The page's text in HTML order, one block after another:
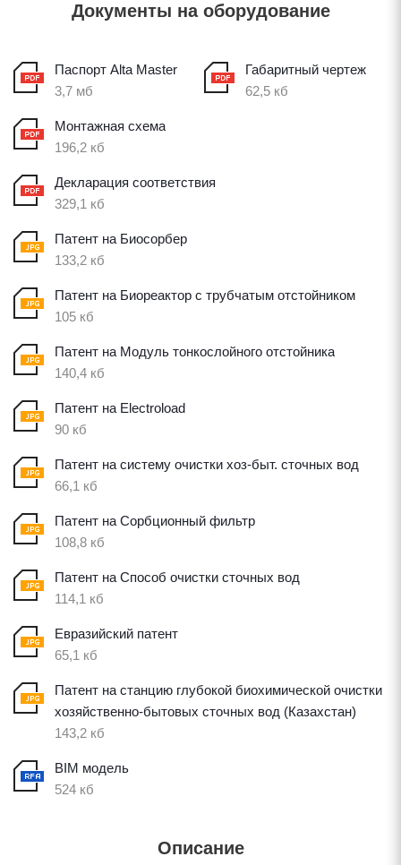
Документы на оборудование
Паспорт Alta Master
3,7 мб
Габаритный чертеж
62,5 кб
Монтажная схема
196,2 кб
Декларация соответствия
329,1 кб
Патент на Биосорбер
133,2 кб
Патент на Биореактор с трубчатым отстойником
105 кб
Патент на Модуль тонкослойного отстойника
140,4 кб
Патент на Electroload
90 кб
Патент на систему очистки хоз-быт. сточных вод
66,1 кб
Патент на Сорбционный фильтр
108,8 кб
Патент на Способ очистки сточных вод
114,1 кб
Евразийский патент
65,1 кб
Патент на станцию глубокой биохимической очистки
хозяйственно-бытовых сточных вод (Казахстан)
143,2 кб
BIM модель
524 кб
Описание